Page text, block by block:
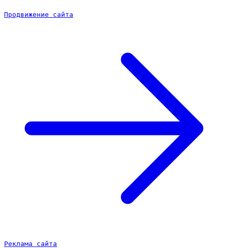
Продвижение сайта
Реклама сайта